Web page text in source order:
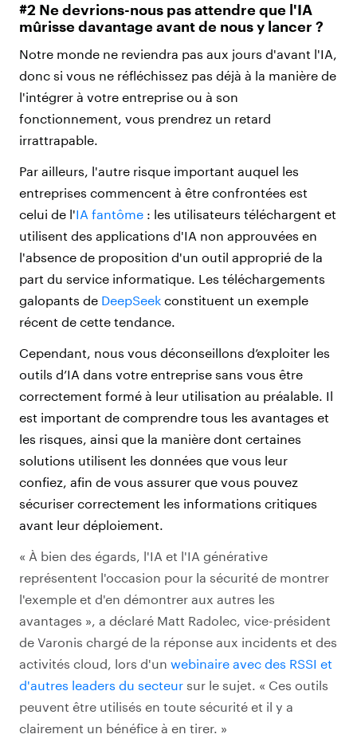
#2 Ne devrions-nous pas attendre que l'IA
mûrisse davantage avant de nous y lancer ?
Notre monde ne reviendra pas aux jours d'avant l'IA,
donc si vous ne réfléchissez pas déjà à la manière de
l'intégrer à votre entreprise ou à son
fonctionnement, vous prendrez un retard
irrattrapable.
Par ailleurs, l'autre risque important auquel les
entreprises commencent à être confrontées est
celui de l'IA fantôme : les utilisateurs téléchargent et
utilisent des applications d'IA non approuvées en
l'absence de proposition d'un outil approprié de la
part du service informatique. Les téléchargements
galopants de DeepSeek constituent un exemple
récent de cette tendance.
Cependant, nous vous déconseillons d’exploiter les
outils d’IA dans votre entreprise sans vous être
correctement formé à leur utilisation au préalable. Il
est important de comprendre tous les avantages et
les risques, ainsi que la manière dont certaines
solutions utilisent les données que vous leur
confiez, afin de vous assurer que vous pouvez
sécuriser correctement les informations critiques
avant leur déploiement.
« À bien des égards, l'IA et l'IA générative
représentent l'occasion pour la sécurité de montrer
l'exemple et d'en démontrer aux autres les
avantages », a déclaré Matt Radolec, vice-président
de Varonis chargé de la réponse aux incidents et des
activités cloud, lors d'un webinaire avec des RSSI et
d'autres leaders du secteur sur le sujet. « Ces outils
peuvent être utilisés en toute sécurité et il y a
clairement un bénéfice à en tirer. »